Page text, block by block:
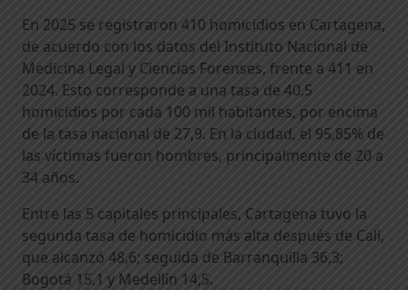
En 2025 se registraron 410 homicidios en Cartagena,
de acuerdo con los datos del Instituto Nacional de
Medicina Legal y Ciencias Forenses, frente a 411 en
2024. Esto corresponde a una tasa de 40,5
homicidios por cada 100 mil habitantes, por encima
de la tasa nacional de 27,9. En la ciudad, el 95,85% de
las víctimas fueron hombres, principalmente de 20 a
34 años.
Entre las 5 capitales principales, Cartagena tuvo la
segunda tasa de homicidio más alta después de Cali,
que alcanzó 48,6; seguida de Barranquilla 36,3;
Bogotá 15,1 y Medellín 14,5.